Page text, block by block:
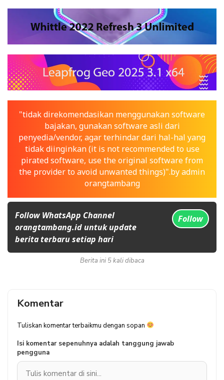
"tidak direkomendasikan menggunakan software
bajakan, gunakan software asli dari
penyedia/vendor, agar terhindar dari hal-hal yang
tidak diinginkan (it is not recommended to use
pirated software, use the original software from
the provider to avoid unwanted things)".by admin
orangtambang
Follow WhatsApp Channel
orangtambang.id untuk update
berita terbaru setiap hari
Follow
Berita ini 5 kali dibaca
Komentar
Tuliskan komentar terbaikmu dengan sopan
Isi komentar sepenuhnya adalah tanggung jawab
pengguna